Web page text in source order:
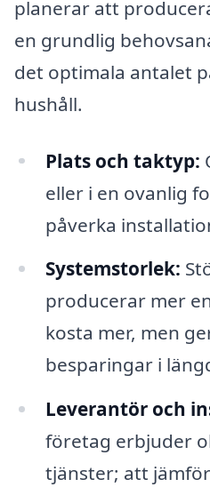
planerar att
en grundlig
det optimala antalet
hushåll.
Plats och taktyp:
eller i en ovanlig
påverka
Systemstorlek:
producerar mer
kosta mer, men
besparingar i
Leverantör och
företag erbjuder
tjänster; att